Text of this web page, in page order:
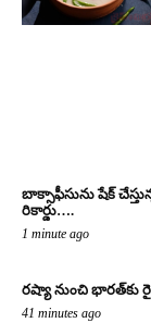
బాక్సాఫీసును షేక్
రికార్డు….
1 minute ago
రష్యా నుంచి భారత్‌కు
41 minutes ago